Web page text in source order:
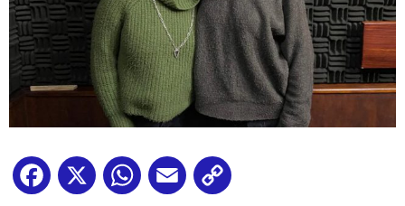
Facebook
X WhatsApp
Email